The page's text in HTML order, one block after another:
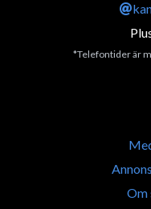
*Telefontider är
Om